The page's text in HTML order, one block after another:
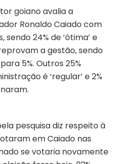
goiano avalia a
Ronaldo Caiado com
sendo 24% de ‘ótima’ e
reprovam a gestão, sendo
5%. Outros 25%
é ‘regular’ e 2%
pesquisa diz respeito à
em Caiado nas
se votaria novamente